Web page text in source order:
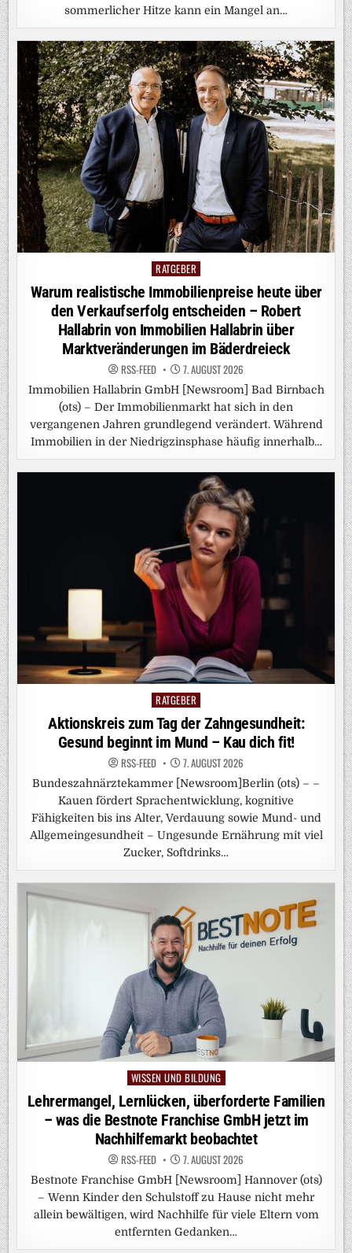
sommerlicher Hitze kann ein Mangel an…
Posted
in
RATGEBER
Warum realistische Immobilienpreise heute über
den Verkaufserfolg entscheiden – Robert
Hallabrin von Immobilien Hallabrin über
Marktveränderungen im Bäderdreieck
RSS-FEED 7. AUGUST 2026
Immobilien Hallabrin GmbH [Newsroom] Bad Birnbach
(ots) – Der Immobilienmarkt hat sich in den
vergangenen Jahren grundlegend verändert. Während
Immobilien in der Niedrigzinsphase häufig innerhalb…
Posted
in
RATGEBER
Aktionskreis zum Tag der Zahngesundheit:
Gesund beginnt im Mund – Kau dich fit!
RSS-FEED 7. AUGUST 2026
Bundeszahnärztekammer [Newsroom]Berlin (ots) – –
Kauen fördert Sprachentwicklung, kognitive
Fähigkeiten bis ins Alter, Verdauung sowie Mund- und
Allgemeingesundheit – Ungesunde Ernährung mit viel
Zucker, Softdrinks…
Posted
WISSEN UND BILDUNG
Lehrermangel, Lernlücken, überforderte Familien
– was die Bestnote Franchise GmbH jetzt im
Nachhilfemarkt beobachtet
RSS-FEED 7. AUGUST 2026
Bestnote Franchise GmbH [Newsroom] Hannover (ots)
– Wenn Kinder den Schulstoff zu Hause nicht mehr
allein bewältigen, wird Nachhilfe für viele Eltern vom
entfernten Gedanken…